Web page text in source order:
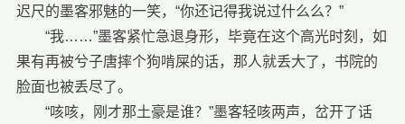
迟尺的墨客邪魅的一笑，“你还记得我说过什么么？”
“我……”墨客紧忙急退身形，毕竟在这个高光时刻，如
果有再被兮子唐摔个狗啃屎的话，那人就丢大了，书院的
脸面也被丢尽了。
“咳咳，刚才那土豪是谁？”墨客轻咳两声，岔开了话